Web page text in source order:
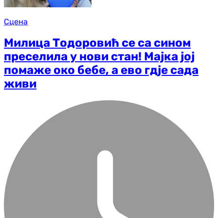
Сцена
Милица Тодоровић се са сином
преселила у нови стан! Мајка јој
помаже око бебе, а ево гдје сада
живи